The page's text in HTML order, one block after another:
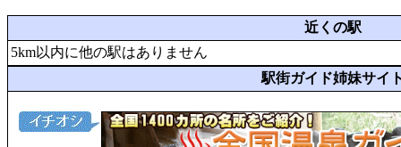
近くの駅
5km以内に他の駅はありません
駅街ガイド姉妹サイ